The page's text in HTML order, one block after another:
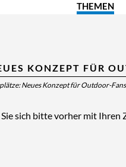
THEMEN
KONZEPT FÜR
Neues Konzept für Outdoor-Fans
sich bitte vorher mit Ihren